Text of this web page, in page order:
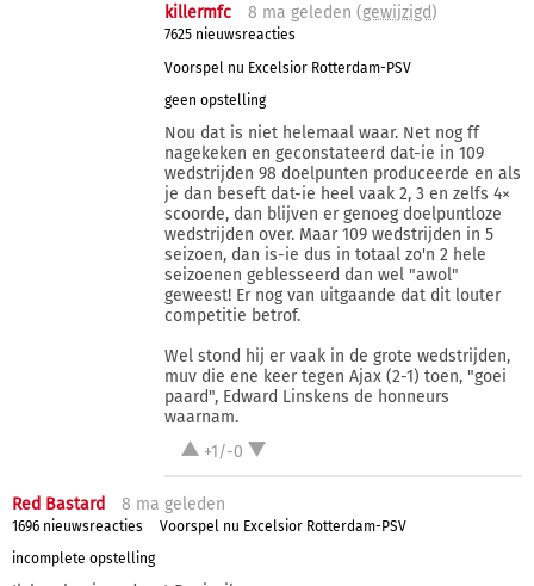
killermfc 8 ma geleden (gewijzigd)
7625 nieuwsreacties
Voorspel nu Excelsior Rotterdam-PSV
geen opstelling
Nou dat is niet helemaal waar. Net nog ff
nagekeken en geconstateerd dat-ie in 109
wedstrijden 98 doelpunten produceerde en als
je dan beseft dat-ie heel vaak 2, 3 en zelfs 4×
scoorde, dan blijven er genoeg doelpuntloze
wedstrijden over. Maar 109 wedstrijden in 5
seizoen, dan is-ie dus in totaal zo'n 2 hele
seizoenen geblesseerd dan wel "awol"
geweest! Er nog van uitgaande dat dit louter
competitie betrof.
Wel stond hij er vaak in de grote wedstrijden,
muv die ene keer tegen Ajax (2-1) toen, "goei
paard", Edward Linskens de honneurs
waarnam.
+1/-0
Red Bastard 8 ma geleden
1696 nieuwsreacties
Voorspel nu Excelsior Rotterdam-PSV
incomplete opstelling